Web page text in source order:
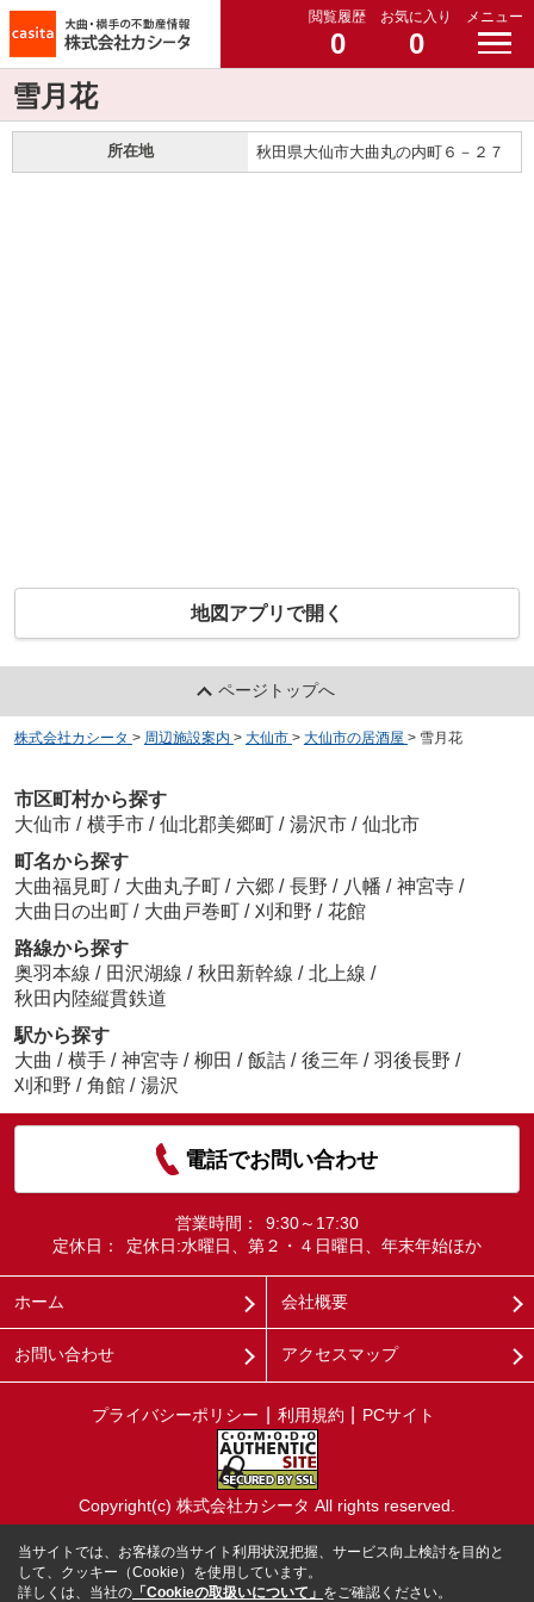
閲覧履歴
0
お気に入り
0
メニュー
雪月花
所在地 秋田県大仙市大曲丸の内町６－２７
地図アプリで開く
ページトップへ
株式会社カシータ > 周辺施設案内 > 大仙市 > 大仙市の居酒屋 > 雪月花
市区町村から探す
大仙市 / 横手市 / 仙北郡美郷町 / 湯沢市 / 仙北市
町名から探す
大曲福見町 / 大曲丸子町 / 六郷 / 長野 / 八幡 / 神宮寺 /
大曲日の出町 / 大曲戸巻町 / 刈和野 / 花館
路線から探す
奥羽本線 / 田沢湖線 / 秋田新幹線 / 北上線 /
秋田内陸縦貫鉄道
駅から探す
大曲 / 横手 / 神宮寺 / 柳田 / 飯詰 / 後三年 / 羽後長野 /
刈和野 / 角館 / 湯沢
電話でお問い合わせ
営業時間：
9:30～17:30
定休日：
定休日:水曜日、第２・４日曜日、年末年始ほか
ホーム 会社概要
お問い合わせ アクセスマップ
プライバシーポリシー 利用規約 PCサイト
Copyright(c) 株式会社カシータ All rights reserved.
当サイトでは、お客様の当サイト利用状況把握、サービス向上検討を目的と
して、クッキー（Cookie）を使用しています。
詳しくは、当社の 「Cookieの取扱いについて」 をご確認ください。